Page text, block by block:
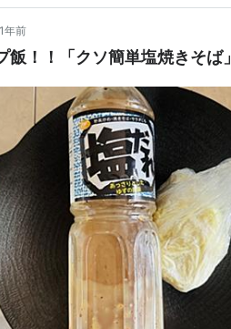
1年前
飯！！「クソ簡単塩焼きそば」